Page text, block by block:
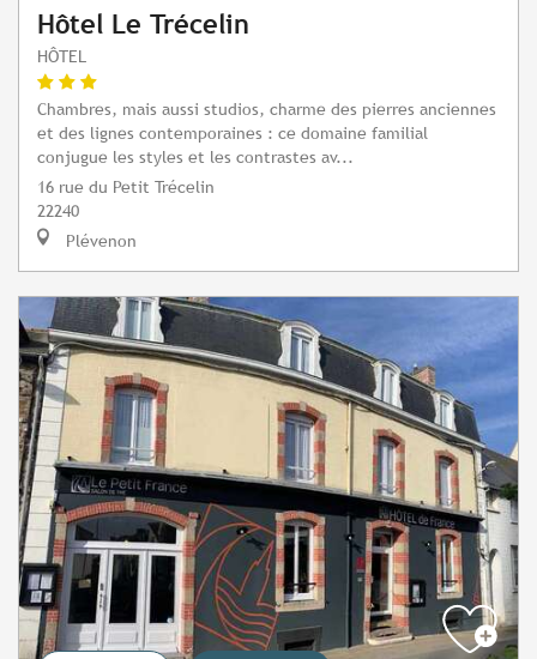
Hôtel Le Trécelin
HÔTEL
Chambres, mais aussi studios, charme des pierres anciennes
et des lignes contemporaines : ce domaine familial
conjugue les styles et les contrastes av...
16 rue du Petit Trécelin
22240
Plévenon